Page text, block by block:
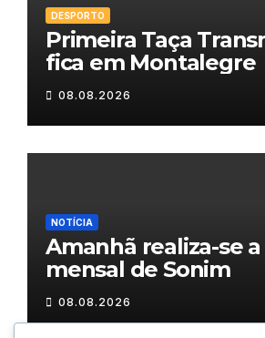
DESPORTO
Primeira Taça
fica em Montalegre
08.08.2026
NOTÍCIA
Amanhã realiza-se a
mensal de Sonim
08.08.2026